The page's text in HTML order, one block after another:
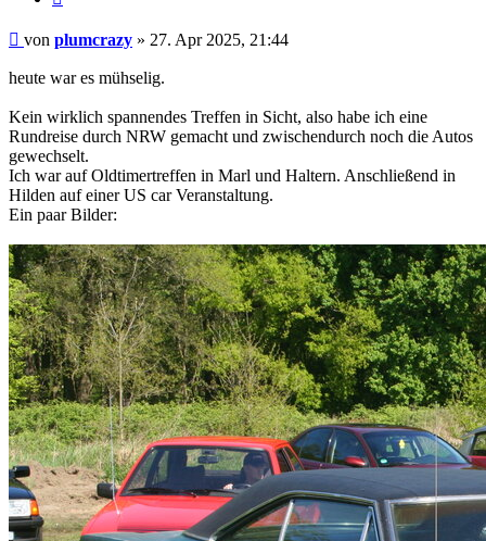
Beitrag
von plumcrazy » 27. Apr 2025, 21:44
heute war es mühselig.
Kein wirklich spannendes Treffen in Sicht, also habe ich eine
Rundreise durch NRW gemacht und zwischendurch noch die Autos
gewechselt.
Ich war auf Oldtimertreffen in Marl und Haltern. Anschließend in
Hilden auf einer US car Veranstaltung.
Ein paar Bilder: